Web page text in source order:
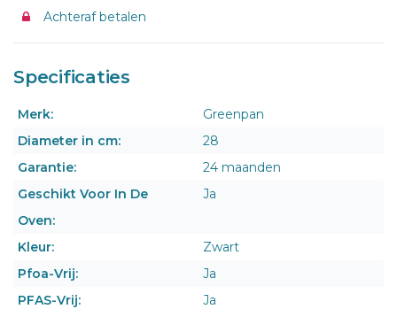
Achteraf betalen
Specificaties
Merk:
Greenpan
Diameter in cm:
28
Garantie:
24 maanden
Geschikt Voor In De
Oven:
Ja
Kleur:
Zwart
Pfoa-Vrij:
Ja
PFAS-Vrij:
Ja